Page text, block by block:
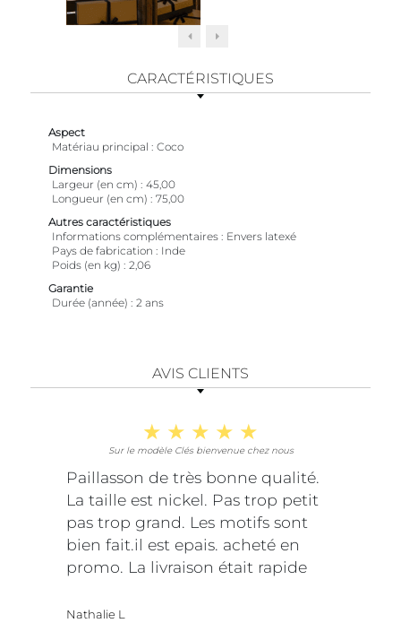
CARACTÉRISTIQUES
Aspect
Matériau principal
Coco
Dimensions
Largeur (en cm)
45,00
Longueur (en cm)
75,00
Autres caractéristiques
Informations complémentaires
Envers latexé
Pays de fabrication
Inde
Poids (en kg)
2,06
Garantie
Durée (année)
2 ans
AVIS CLIENTS
Sur le modèle Clés bienvenue chez nous
Paillasson de très bonne qualité.
La taille est nickel. Pas trop petit
pas trop grand. Les motifs sont
bien fait.il est epais. acheté en
promo. La livraison était rapide
Nathalie L